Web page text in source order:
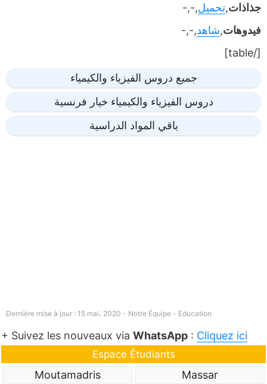
جذاذات,تحميل,-,-
فيدوهات,شاهد,-,-
[/table]
جميع دروس الفيزياء والكيمياء
دروس الفيزياء والكيمياء خيار فرنسية
باقي المواد الدراسية
Dernière mise à jour : 15 mai، 2020 - Notre Équipe - Education
+ Suivez les nouveaux via WhatsApp : Cliquez ici
Espace Étudiants
Massar
Moutamadris